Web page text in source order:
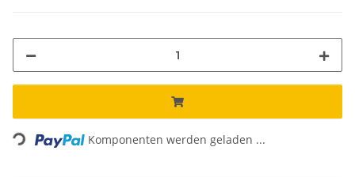
Loading... Komponenten werden geladen ...